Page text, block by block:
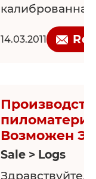
14.03.2011
Возможен
Sale > Logs
Здравствуйте,